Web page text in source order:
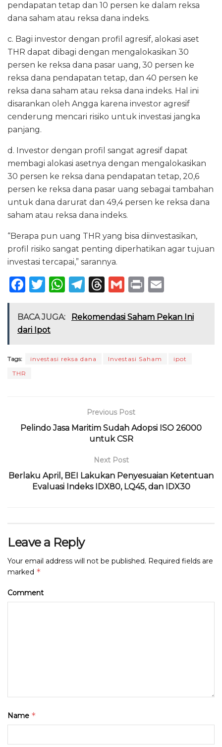
pendapatan tetap dan 10 persen ke dalam reksa
dana saham atau reksa dana indeks.
c. Bagi investor dengan profil agresif, alokasi aset
THR dapat dibagi dengan mengalokasikan 30
persen ke reksa dana pasar uang, 30 persen ke
reksa dana pendapatan tetap, dan 40 persen ke
reksa dana saham atau reksa dana indeks. Hal ini
disarankan oleh Angga karena investor agresif
cenderung mencari risiko untuk investasi jangka
panjang.
d. Investor dengan profil sangat agresif dapat
membagi alokasi asetnya dengan mengalokasikan
30 persen ke reksa dana pendapatan tetap, 20,6
persen ke reksa dana pasar uang sebagai tambahan
untuk dana darurat dan 49,4 persen ke reksa dana
saham atau reksa dana indeks.
“Berapa pun uang THR yang bisa diinvestasikan,
profil risiko sangat penting diperhatikan agar tujuan
investasi tercapai,” sarannya.
F
c
e
o
T
it
te
W
a
p
T
e
m
T
re
s
G
ai
P
n ai
BACA JUGA:
Rekomendasi Saham Pekan Ini
dari Ipot
Tags: investasi reksa dana Investasi Saham
ipot
THR
Previous Post
Pelindo Jasa Maritim Sudah Adopsi ISO 26000
untuk CSR
Next Post
Berlaku April, BEI Lakukan Penyesuaian Ketentuan
Evaluasi Indeks IDX80, LQ45, dan IDX30
Leave a Reply
Your email address will not be published. Required fields are
marked *
Comment
Name *